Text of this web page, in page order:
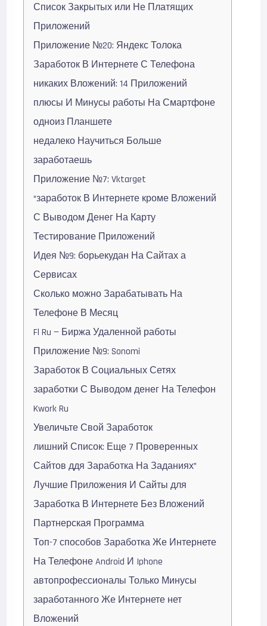
Список Закрытых или Не Платящих
Приложений
Приложение №20: Яндекс Толока
Заработок В Интернете С Телефона
никаких Вложений: 14 Приложений
плюсы И Минусы работы На Смартфоне
одноиз Планшете
недалеко Научиться Больше
заработаешь
Приложение №7: Vktarget
“заработок В Интернете кроме Вложений
С Выводом Денег На Карту
Тестирование Приложений
Идея №9: борьекудан На Сайтах а
Сервисах
Сколько можно Зарабатывать На
Телефоне В Месяц
Fl Ru — Биржа Удаленной работы
Приложение №9: Sonomi
Заработок В Социальных Сетях
заработки С Выводом денег На Телефон
Kwork Ru
Увеличьте Свой Заработок
лишний Список: Еще 7 Проверенных
Сайтов ддя Заработка На Заданиях”
Лучшие Приложения И Сайты для
Заработка В Интернете Без Вложений
Партнерская Программа
Топ-7 способов Заработка Же Интернете
На Телефоне Android И Iphone
автопрофессионалы Только Минусы
заработанного Же Интернете нет
Вложений